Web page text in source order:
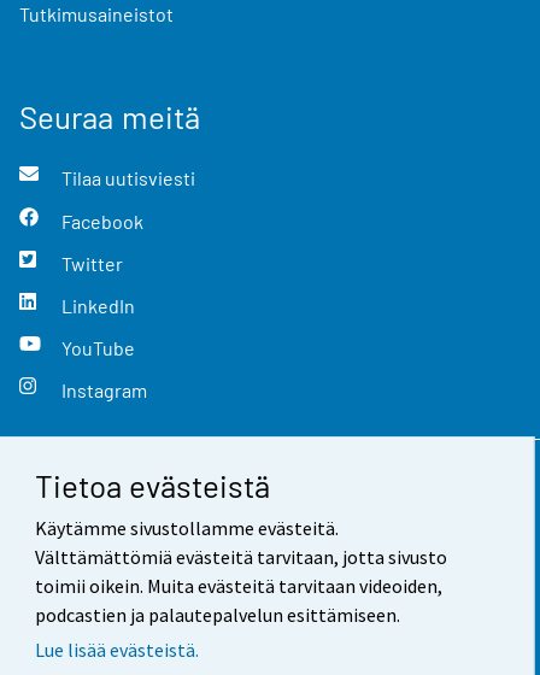
Tietoa evästeistä
Käytämme sivustollamme evästeitä.
Välttämättömiä evästeitä tarvitaan, jotta sivusto
toimii oikein. Muita evästeitä tarvitaan videoiden,
podcastien ja palautepalvelun esittämiseen.
Lue lisää evästeistä.
Tutkimusaineistot
Seuraa meitä
Tilaa uutisviesti
Facebook
Twitter
LinkedIn
YouTube
Instagram
Yhteystiedot
Palaute
Käyttöehdot